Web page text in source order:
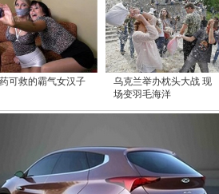
可救的霸气女汉子
乌克兰举办枕头大战 现
场变羽毛海洋